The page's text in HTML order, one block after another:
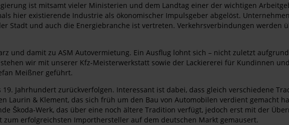
ist mitsamt vieler Ministerien und dem Landtag einer der wichtigen
hier existierende Industrie als ökonomischer Impulsgeber abgelöst.
Stadt und auch die Energiebranche ist vertreten. Verkehrsverbindungen werden
und damit zu ASM Autovermietung. Ein Ausflug lohnt sich – nicht zuletzt
wir mit unserer Kfz-Meisterwerkstatt sowie der Lackiererei für Kundinnen
Meißner geführt.
Jahrhundert zurückverfolgen. Interessant ist dabei, dass gleich verschiedene
Laurin & Klement, das sich früh um den Bau von Automobilen verdient gemacht
Škoda-Werk, das über eine noch ältere Tradition verfügt, jedoch erst mit der
erfolgreichsten Importhersteller auf dem deutschen Markt gemausert.